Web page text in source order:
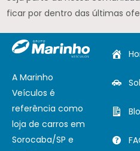
ficar por dentro das últimas
A Marinho
Veículos é
referência como
loja de carros em
Sorocaba/SP e